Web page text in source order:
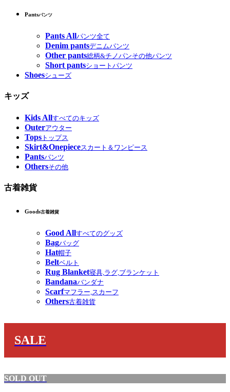
Pantsパンツ
Pants Allパンツ全て
Denim pantsデニムパンツ
Other pants総柄&チノパンその他パンツ
Short pantsショートパンツ
Shoesシューズ
キッズ
Kids Allすべてのキッズ
Outerアウター
Tops トップス
Skirt&Onepieceスカート＆ワンピース
Pantsパンツ
Othersその他
古着雑貨
Goods古着雑貨
Good Allすべてのグッズ
Bagバッグ
Hat帽子
Beltベルト
Rug Blanket寝具,ラグ,ブランケット
Bandanaバンダナ
Scarfマフラー,スカーフ
Others古着雑貨
SALE
SOLD OUT